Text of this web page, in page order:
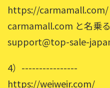
https://carmamall.com/
carmamall.com と名乗
support@top-sale-
4）----------------
https://weiweir.com/